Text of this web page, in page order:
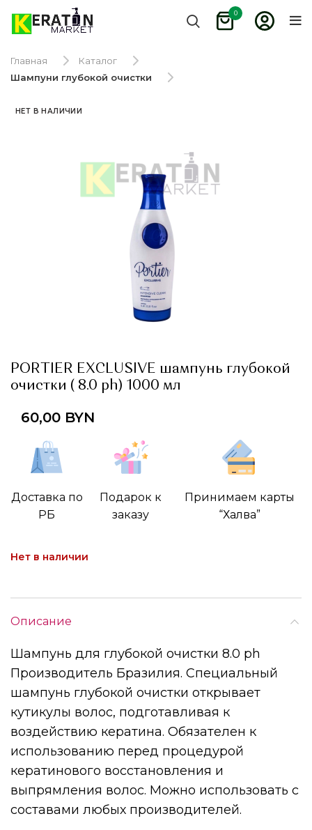
0
Главная
Каталог
Шампуни глубокой очистки
НЕТ В НАЛИЧИИ
PORTIER EXCLUSIVE шампунь глубокой
очистки ( 8.0 ph) 1000 мл
60,00 BYN
Доставка по
РБ
Подарок к
заказу
Принимаем карты
“Халва”
Нет в наличии
Описание
Шампунь для глубокой очистки 8.0 ph
Производитель Бразилия. Специальный
шампунь глубокой очистки открывает
кутикулы волос, подготавливая к
воздействию кератина. Обязателен к
использованию перед процедурой
кератинового восстановления и
выпрямления волос. Можно использовать с
составами любых производителей.